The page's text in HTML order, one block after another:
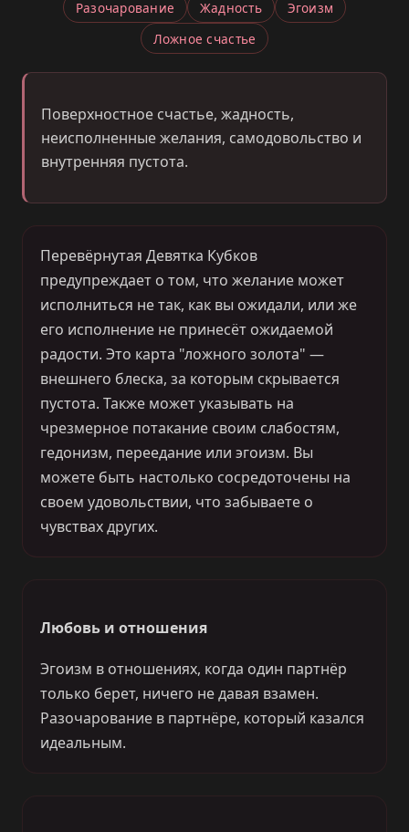
Разочарование Жадность
Эгоизм
Ложное счастье
Поверхностное счастье, жадность,
неисполненные желания, самодовольство и
внутренняя пустота.
Перевёрнутая Девятка Кубков
предупреждает о том, что желание может
исполниться не так, как вы ожидали, или же
его исполнение не принесёт ожидаемой
радости. Это карта "ложного золота" —
внешнего блеска, за которым скрывается
пустота. Также может указывать на
чрезмерное потакание своим слабостям,
гедонизм, переедание или эгоизм. Вы
можете быть настолько сосредоточены на
своем удовольствии, что забываете о
чувствах других.
Любовь и отношения
Эгоизм в отношениях, когда один партнёр
только берет, ничего не давая взамен.
Разочарование в партнёре, который казался
идеальным.